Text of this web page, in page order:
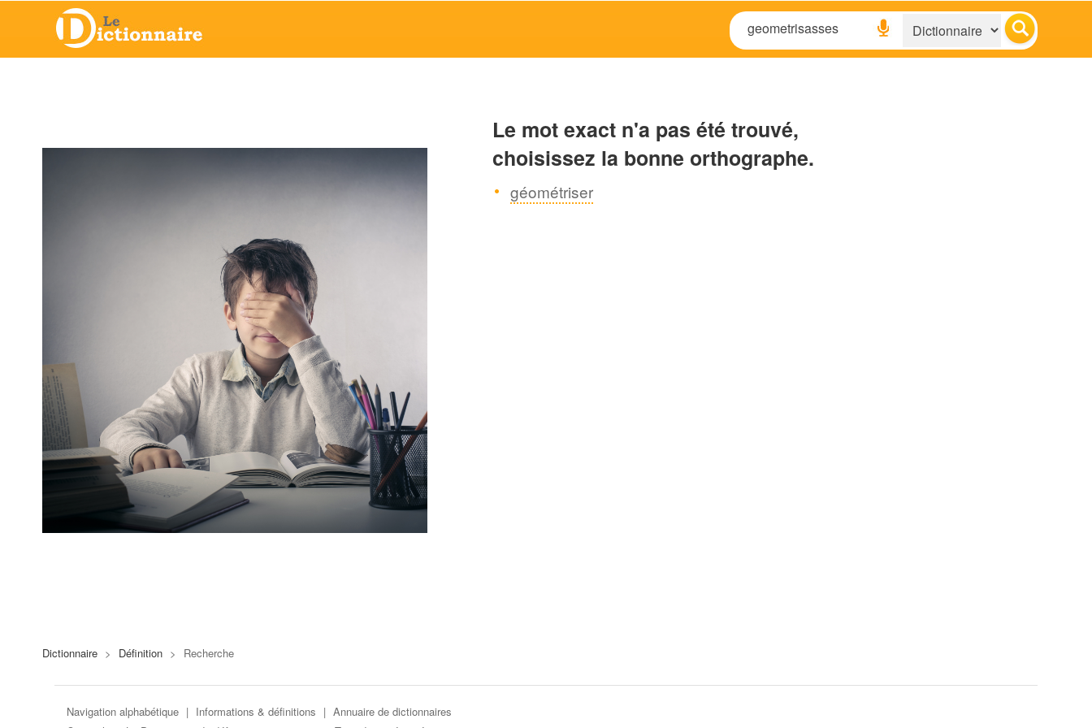
Le mot exact n'a pas été trouvé,
choisissez la bonne orthographe.
géométriser
Dictionnaire > Définition > Recherche
Navigation alphabétique | Informations & définitions | Annuaire de dictionnaires